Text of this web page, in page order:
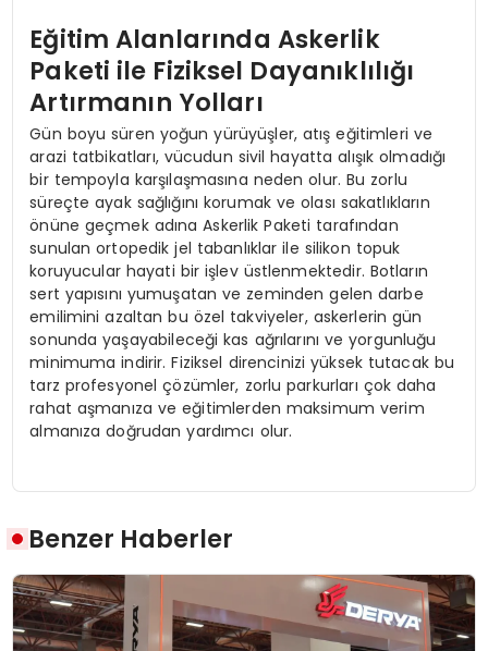
Eğitim Alanlarında Askerlik
Paketi ile Fiziksel Dayanıklılığı
Artırmanın Yolları
Gün boyu süren yoğun yürüyüşler, atış eğitimleri ve
arazi tatbikatları, vücudun sivil hayatta alışık olmadığı
bir tempoyla karşılaşmasına neden olur. Bu zorlu
süreçte ayak sağlığını korumak ve olası sakatlıkların
önüne geçmek adına Askerlik Paketi tarafından
sunulan ortopedik jel tabanlıklar ile silikon topuk
koruyucular hayati bir işlev üstlenmektedir. Botların
sert yapısını yumuşatan ve zeminden gelen darbe
emilimini azaltan bu özel takviyeler, askerlerin gün
sonunda yaşayabileceği kas ağrılarını ve yorgunluğu
minimuma indirir. Fiziksel direncinizi yüksek tutacak bu
tarz profesyonel çözümler, zorlu parkurları çok daha
rahat aşmanıza ve eğitimlerden maksimum verim
almanıza doğrudan yardımcı olur.
Benzer Haberler